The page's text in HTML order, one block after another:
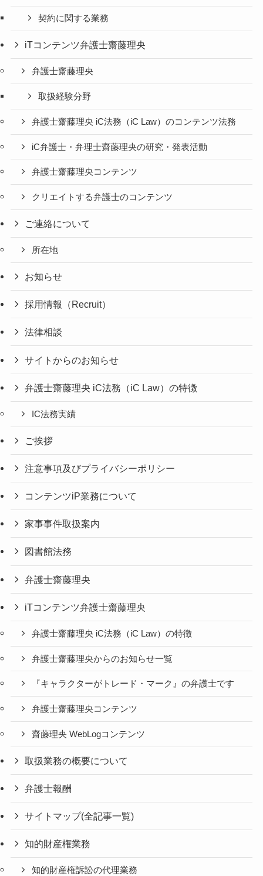
契約に関する業務
iTコンテンツ弁護士齋藤理央
弁護士齋藤理央
取扱経験分野
弁護士齋藤理央 iC法務（iC Law）のコンテンツ法務
iC弁護士・弁理士齋藤理央の研究・発表活動
弁護士齋藤理央コンテンツ
クリエイトする弁護士のコンテンツ
ご連絡について
所在地
お知らせ
採用情報（Recruit）
法律相談
サイトからのお知らせ
弁護士齋藤理央 iC法務（iC Law）の特徴
IC法務実績
ご挨拶
注意事項及びプライバシーポリシー
コンテンツiP業務について
家事事件取扱案内
図書館法務
弁護士齋藤理央
iTコンテンツ弁護士齋藤理央
弁護士齋藤理央 iC法務（iC Law）の特徴
弁護士齋藤理央からのお知らせ一覧
『キャラクターがトレード・マーク』の弁護士です
弁護士齋藤理央コンテンツ
齋藤理央 WebLogコンテンツ
取扱業務の概要について
弁護士報酬
サイトマップ(全記事一覧)
知的財産権業務
知的財産権訴訟の代理業務